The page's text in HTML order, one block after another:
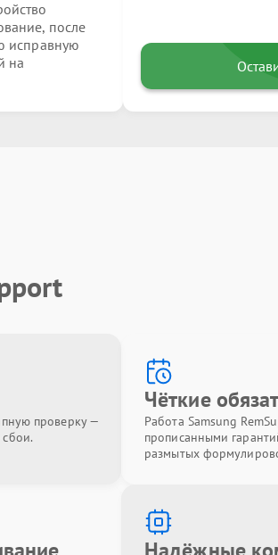
после
исправную
на
проверку —
Чёткие
Работа Samsung
прописанными
размытых